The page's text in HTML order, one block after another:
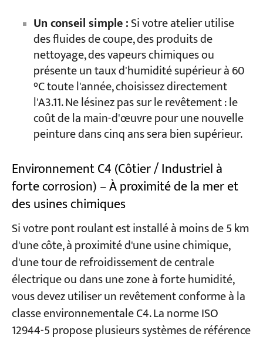
Un conseil simple :Si votre atelier utilise
des fluides de coupe, des produits de
nettoyage, des vapeurs chimiques ou
présente un taux d'humidité supérieur à 60
°C toute l'année, choisissez directement
l'A3.11. Ne lésinez pas sur le revêtement : le
coût de la main-d'œuvre pour une nouvelle
peinture dans cinq ans sera bien supérieur.
Environnement C4 (Côtier / Industriel à
forte corrosion) – À proximité de la mer et
des usines chimiques
Si votre pont roulant est installé à moins de 5 km
d'une côte, à proximité d'une usine chimique,
d'une tour de refroidissement de centrale
électrique ou dans une zone à forte humidité,
vous devez utiliser un revêtement conforme à la
classe environnementale C4. La norme ISO
12944-5 propose plusieurs systèmes de référence